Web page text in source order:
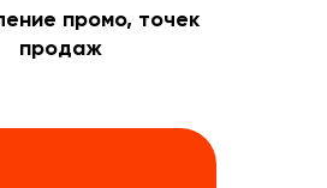
промо, точек
продаж